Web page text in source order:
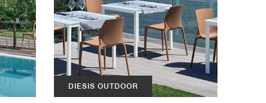
DIESIS OUTDOOR